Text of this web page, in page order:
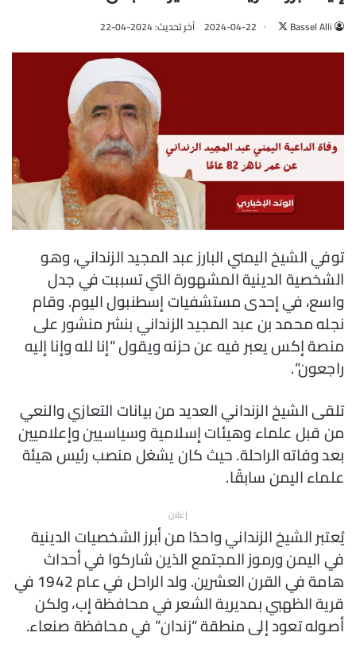
Bassel Alli
ى
X
2024-04-22 آخر تحديث: 2024-04-22
توفي الشيخ اليمني البارز عبد المجيد الزنداني، وهو
الشخصية الدينية المشهورة التي تسببت في جدل
واسع، في إحدى مستشفيات إسطنبول اليوم. وقام
نجله محمد بن عبد المجيد الزنداني بنشر منشور على
منصة إكس يعبر فيه عن حزنه ويقول “إنا لله وإنا إليه
راجعون”.
تلقى الشيخ الزنداني العديد من بيانات التعازي والنعي
من قبل علماء وهيئات إسلامية وسياسيين وإعلاميين
بعد وفاته الراحلة. حيث كان يشغل منصب رئيس هيئة
علماء اليمن سابقًا.
إعلان
يُعتبر الشيخ الزنداني واحدًا من أبرز الشخصيات الدينية
في اليمن ورموز المجتمع الذين شاركوا في أحداث
هامة في القرن العشرين. ولد الراحل في عام 1942 في
قرية الظهبي بمديرية الشعر في محافظة إب، ولكن
أصوله تعود إلى منطقة “زندان” في محافظة صنعاء.